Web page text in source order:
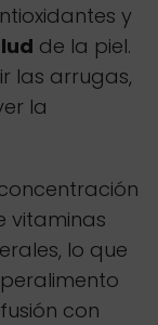
y
de la piel.
las arrugas,
la
vitaminas
lo que
con